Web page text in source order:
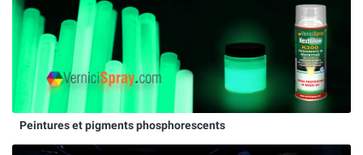
Peintures et pigments phosphorescents